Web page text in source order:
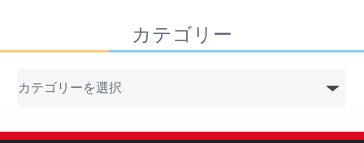
カテゴリー
リ